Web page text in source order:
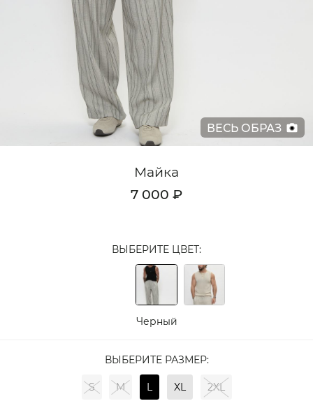
ВЕСЬ ОБРАЗ
Майка
7 000 ₽
ВЫБЕРИТЕ ЦВЕТ:
Черный
ВЫБЕРИТЕ РАЗМЕР:
S M L XL 2XL
Кардиганы
Комплекты
Лонгсливы